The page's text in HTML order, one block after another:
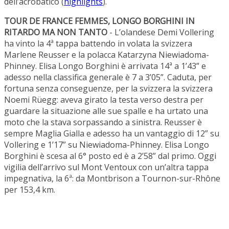
TOUR DE FRANCE FEMMES, LONGO BORGHINI IN
RITARDO MA NON TANTO - L’olandese Demi Vollering
ha vinto la 4ª tappa battendo in volata la svizzera
Marlene Reusser e la polacca Katarzyna Niewiadoma-
Phinney. Elisa Longo Borghini è arrivata 14ª a 1’43” e
adesso nella classifica generale è 7 a 3’05”. Caduta, per
fortuna senza conseguenze, per la svizzera la svizzera
Noemi Rüegg: aveva girato la testa verso destra per
guardare la situazione alle sue spalle e ha urtato una
moto che la stava sorpassando a sinistra. Reusser è
sempre Maglia Gialla e adesso ha un vantaggio di 12” su
Vollering e 1’17” su Niewiadoma-Phinney. Elisa Longo
Borghini è scesa al 6° posto ed è a 2’58” dal primo. Oggi
vigilia dell’arrivo sul Mont Ventoux con un’altra tappa
impegnativa, la 6ª: da Montbrison a Tournon-sur-Rhône
per 153,4 km.